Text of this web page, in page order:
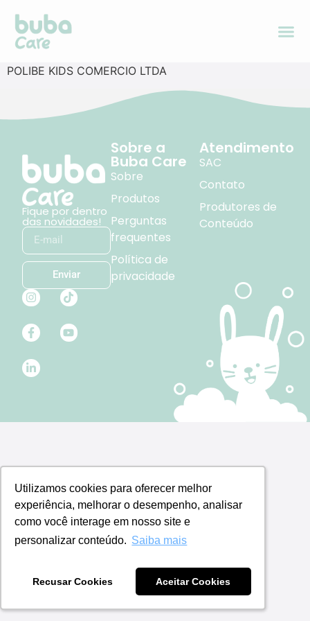
Utilizamos cookies para oferecer melhor
experiência, melhorar o desempenho, analisar
como você interage em nosso site e
personalizar conteúdo. Saiba mais
Recusar Cookies Aceitar Cookies
Utilizamos cookies para oferecer melhor
experiência, melhorar o desempenho, analisar
como você interage em nosso site e
personalizar conteúdo. Saiba mais
Recusar Cookies Aceitar Cookies
POLIBE KIDS COMERCIO LTDA
Fique por dentro
das novidades!
Enviar
Sobre a
Buba Care
Sobre
Produtos
Perguntas
frequentes
Política de
privacidade
Atendimento
SAC
Contato
Produtores de
Conteúdo